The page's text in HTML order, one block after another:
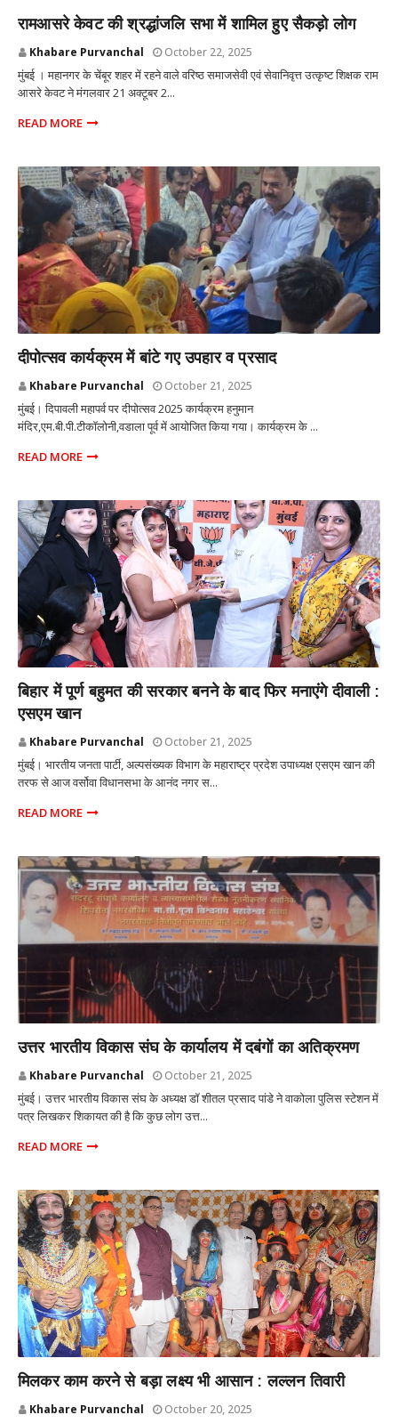
रामआसरे केवट की श्रद्धांजलि सभा में शामिल हुए सैकड़ो लोग
Khabare Purvanchal October 22, 2025
मुंबई । महानगर के चेंबूर शहर में रहने वाले वरिष्ठ समाजसेवी एवं सेवानिवृत्त उत्कृष्ट शिक्षक राम
आसरे केवट ने मंगलवार 21 अक्टूबर 2...
READ MORE
दीपोत्सव कार्यक्रम में बांटे गए उपहार व प्रसाद
Khabare Purvanchal October 21, 2025
मुंबई। दिपावली महापर्व पर दीपोत्सव 2025 कार्यक्रम हनुमान
मंदिर,एम.बी.पी.टीकाॅलोनी,वडाला पूर्व में आयोजित किया गया। कार्यक्रम के ...
READ MORE
बिहार में पूर्ण बहुमत की सरकार बनने के बाद फिर मनाएंगे दीवाली :
एसएम खान
Khabare Purvanchal October 21, 2025
मुंबई। भारतीय जनता पार्टी, अल्पसंख्यक विभाग के महाराष्ट्र प्रदेश उपाध्यक्ष एसएम खान की
तरफ से आज वर्सोवा विधानसभा के आनंद नगर स...
READ MORE
उत्तर भारतीय विकास संघ के कार्यालय में दबंगों का अतिक्रमण
Khabare Purvanchal October 21, 2025
मुंबई। उत्तर भारतीय विकास संघ के अध्यक्ष डॉ शीतल प्रसाद पांडे ने वाकोला पुलिस स्टेशन में
पत्र लिखकर शिकायत की है कि कुछ लोग उत्त...
READ MORE
मिलकर काम करने से बड़ा लक्ष्य भी आसान : लल्लन तिवारी
Khabare Purvanchal October 20, 2025